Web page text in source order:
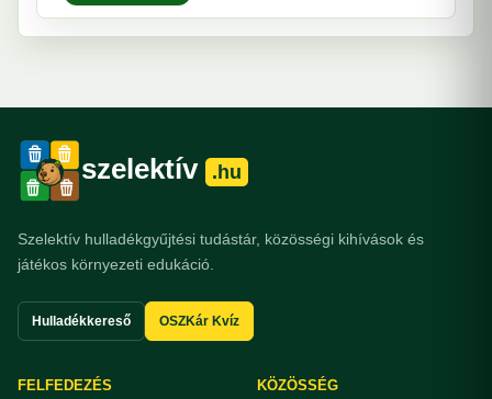
szelektív .hu
Szelektív hulladékgyűjtési tudástár, közösségi kihívások és
játékos környezeti edukáció.
Hulladékkereső OSZKár Kvíz
FELFEDEZÉS KÖZÖSSÉG